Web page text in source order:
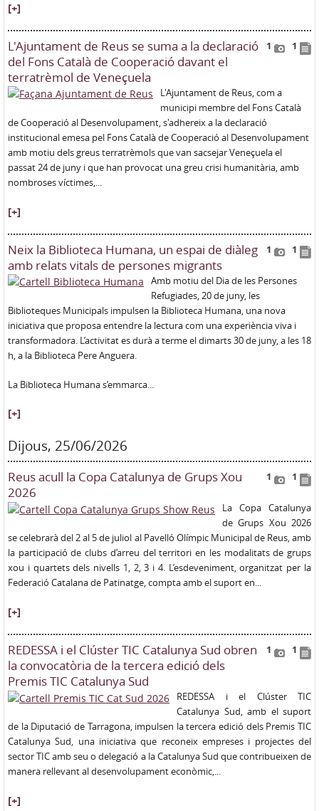
[+]
1 1
L'Ajuntament de Reus se suma a la declaració
del Fons Català de Cooperació davant el
terratrèmol de Veneçuela
L'Ajuntament de Reus, com a
municipi membre del Fons Català
de Cooperació al Desenvolupament, s'adhereix a la declaració
institucional emesa pel Fons Català de Cooperació al Desenvolupament
amb motiu dels greus terratrèmols que van sacsejar Veneçuela el
passat 24 de juny i que han provocat una greu crisi humanitària, amb
nombroses víctimes,...
[+]
1 1
Neix la Biblioteca Humana, un espai de diàleg
amb relats vitals de persones migrants
Amb motiu del Dia de les Persones
Refugiades, 20 de juny, les
Biblioteques Municipals impulsen la Biblioteca Humana, una nova
iniciativa que proposa entendre la lectura com una experiència viva i
transformadora. L’activitat es durà a terme el dimarts 30 de juny, a les 18
h, a la Biblioteca Pere Anguera.
La Biblioteca Humana s’emmarca...
[+]
Dijous, 25/06/2026
1 1
Reus acull la Copa Catalunya de Grups Xou
2026
La Copa Catalunya
de Grups Xou 2026
se celebrarà del 2 al 5 de juliol al Pavelló Olímpic Municipal de Reus, amb
la participació de clubs d’arreu del territori en les modalitats de grups
xou i quartets dels nivells 1, 2, 3 i 4. L’esdeveniment, organitzat per la
Federació Catalana de Patinatge, compta amb el suport en...
[+]
1 1
REDESSA i el Clúster TIC Catalunya Sud obren
la convocatòria de la tercera edició dels
Premis TIC Catalunya Sud
REDESSA i el Clúster TIC
Catalunya Sud, amb el suport
de la Diputació de Tarragona, impulsen la tercera edició dels Premis TIC
Catalunya Sud, una iniciativa que reconeix empreses i projectes del
sector TIC amb seu o delegació a la Catalunya Sud que contribueixen de
manera rellevant al desenvolupament econòmic,...
[+]